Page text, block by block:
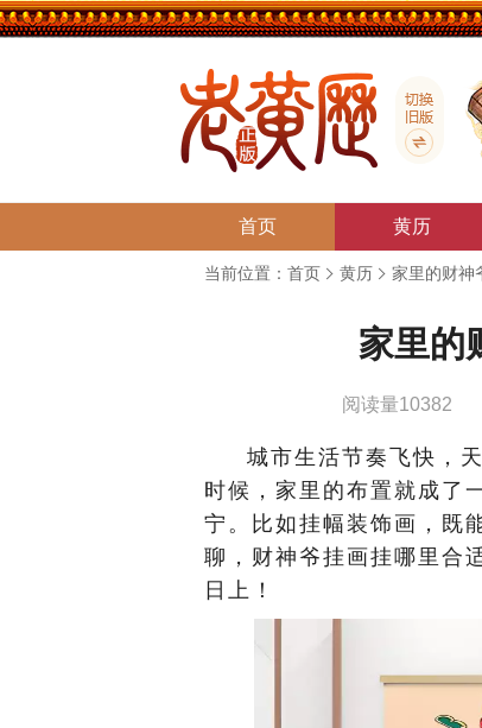
首页 黄历
当前位置： 首页 黄历 家里的财神
家里的
阅读量10382
城市生活节奏飞快，
时候，家里的布置就成了
宁。比如挂幅装饰画，既
聊，财神爷挂画挂哪里合
日上！